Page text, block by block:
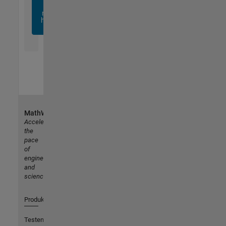
noch
heute
MathWorks
Accelerating
the
pace
of
engineering
and
science
Produkte
Testen oder Kaufen